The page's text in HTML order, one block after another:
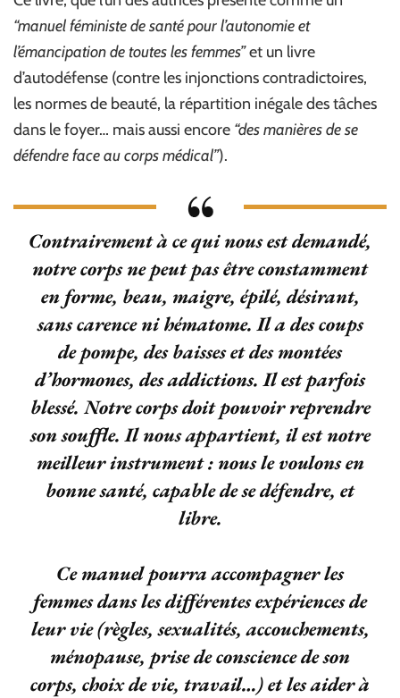
“manuel féministe de santé pour l’autonomie et
l’émancipation de toutes les femmes”et un livre
d’autodéfense (contre les injonctions contradictoires,
les normes de beauté, la répartition inégale des tâches
dans le foyer… mais aussi encore “des manières de se
défendre face au corps médical”).
Contrairement à ce qui nous est demandé,
notre corps ne peut pas être constamment
en forme, beau, maigre, épilé, désirant,
sans carence ni hématome. Il a des coups
de pompe, des baisses et des montées
d’hormones, des addictions. Il est parfois
blessé. Notre corps doit pouvoir reprendre
son souffle. Il nous appartient, il est notre
meilleur instrument : nous le voulons en
bonne santé, capable de se défendre, et
libre.
Ce manuel pourra accompagner les
femmes dans les différentes expériences de
leur vie (règles, sexualités, accouchements,
ménopause, prise de conscience de son
corps, choix de vie, travail…) et les aider à